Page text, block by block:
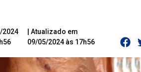
2024
| Atualizado em
09/05/2024 às 17h56